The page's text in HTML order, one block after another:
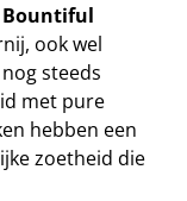
Bountiful
ook wel
steeds
met pure
hebben een
zoetheid die